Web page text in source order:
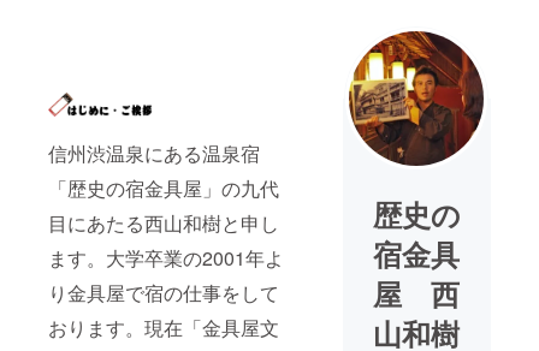
信州渋温泉にある温泉宿
「歴史の宿金具屋」の九代
目にあたる西山和樹と申し
ます。大学卒業の2001年よ
り金具屋で宿の仕事をして
おります。現在「金具屋文
歴史の
宿金具
屋 西
山和樹